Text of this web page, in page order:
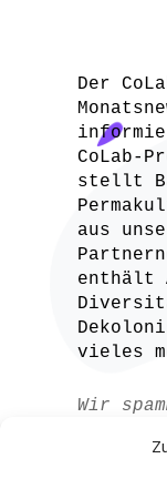
Der
CoLab-
stellt
aus
enthält
vieles
Wir